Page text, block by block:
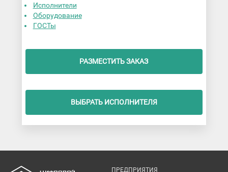
Исполнители
Оборудование
ГОСТы
РАЗМЕСТИТЬ ЗАКАЗ
ВЫБРАТЬ ИСПОЛНИТЕЛЯ
ПРЕДПРИЯТИЯ